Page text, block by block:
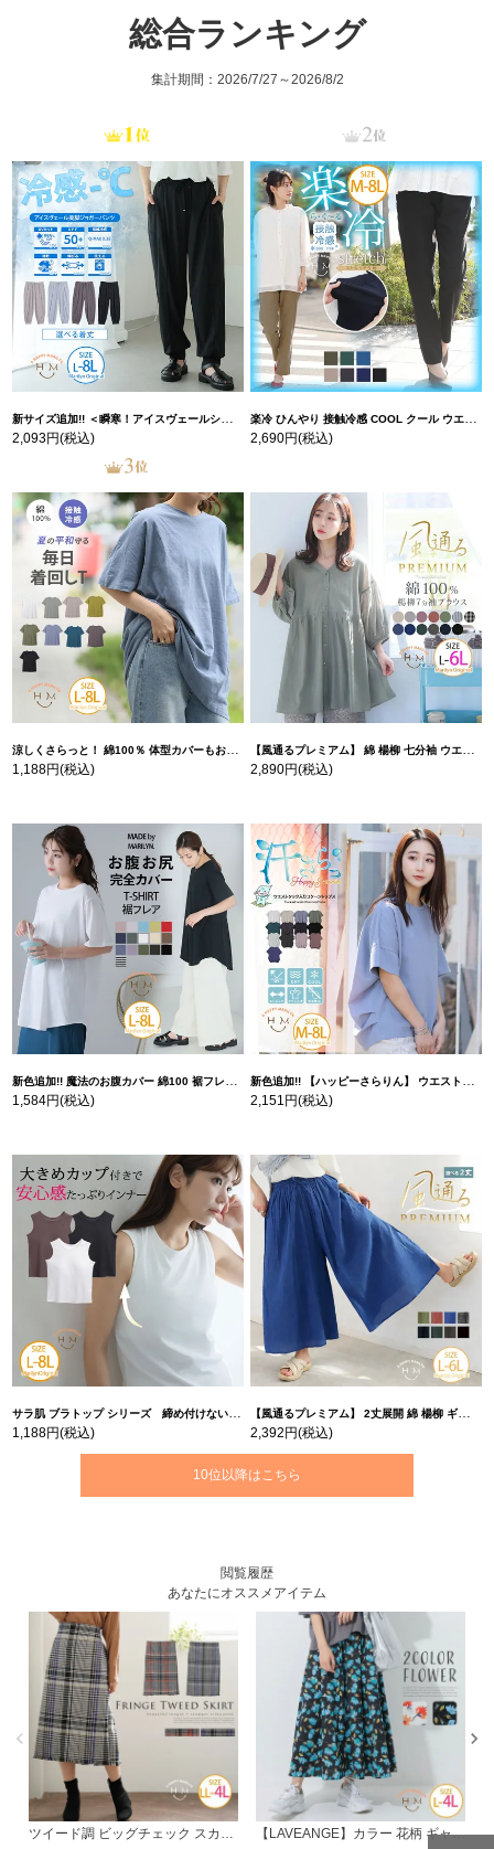
総合ランキング
集計期間：2026/7/27～2026/8/2
新サイズ追加!! ＜瞬寒！アイスヴェールシリーズ＞ 美脚 ジョガーパンツ 【ウェストゴム】 【ストレッチ】 | 大きいサイズの通販ならハッピーマリリン
2,093円(税込)
楽冷 ひんやり 接触冷感 COOL クール ウエストゴム 楽ちん ストレッチ 美脚 レギパン 【ストレッチ】 | 大きいサイズの通販ならハッピーマリリン
2,690円(税込)
涼しくさらっと！ 綿100％ 体型カバーもお洒落も叶える 風合いコットン ゆるシルエット ドルマン | 大きいサイズの通販ならハッピーマリリン
1,188円(税込)
【風通るプレミアム】 綿 楊柳 七分袖 ウエストギャザー ブラウス | 大きいサイズの通販ならハッピーマリリン
2,890円(税込)
新色追加!! 魔法のお腹カバー 綿100 裾フレア Tシャツ | 大きいサイズの通販ならハッピーマリリン
1,584円(税込)
新色追加!! 【ハッピーさらりん】 ウエストタック入り スッキリ魅せ コクーントップス | 大きいサイズの通販ならハッピーマリリン
2,151円(税込)
サラ肌 ブラトップ シリーズ 締め付けない リブ タンクトップ | 大きいサイズの通販ならハッピーマリリン
1,188円(税込)
【風通るプレミアム】 2丈展開 綿 楊柳 ギャザー フレア スカンツ 【ウェストゴム】 | 大きいサイズの通販ならハッピーマリリン
2,392円(税込)
10位以降はこちら
閲覧履歴
あなたにオススメアイテム
【LAVEANGE】カラー 花柄 ギャザー フレアースカート | 大きいサイズの通販ならハッピーマリリン